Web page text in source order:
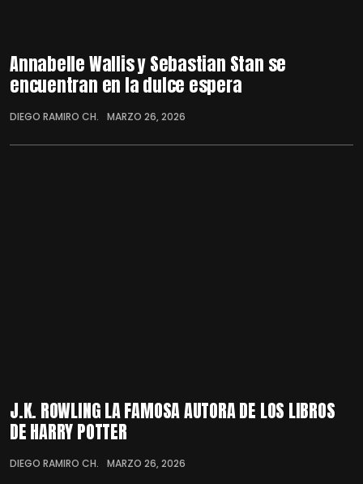
Annabelle Wallis y Sebastian Stan se
encuentran en la dulce espera
DIEGO RAMIRO CH. MARZO 26, 2026
J.K. ROWLING LA FAMOSA AUTORA DE LOS LIBROS
DE HARRY POTTER
DIEGO RAMIRO CH. MARZO 26, 2026